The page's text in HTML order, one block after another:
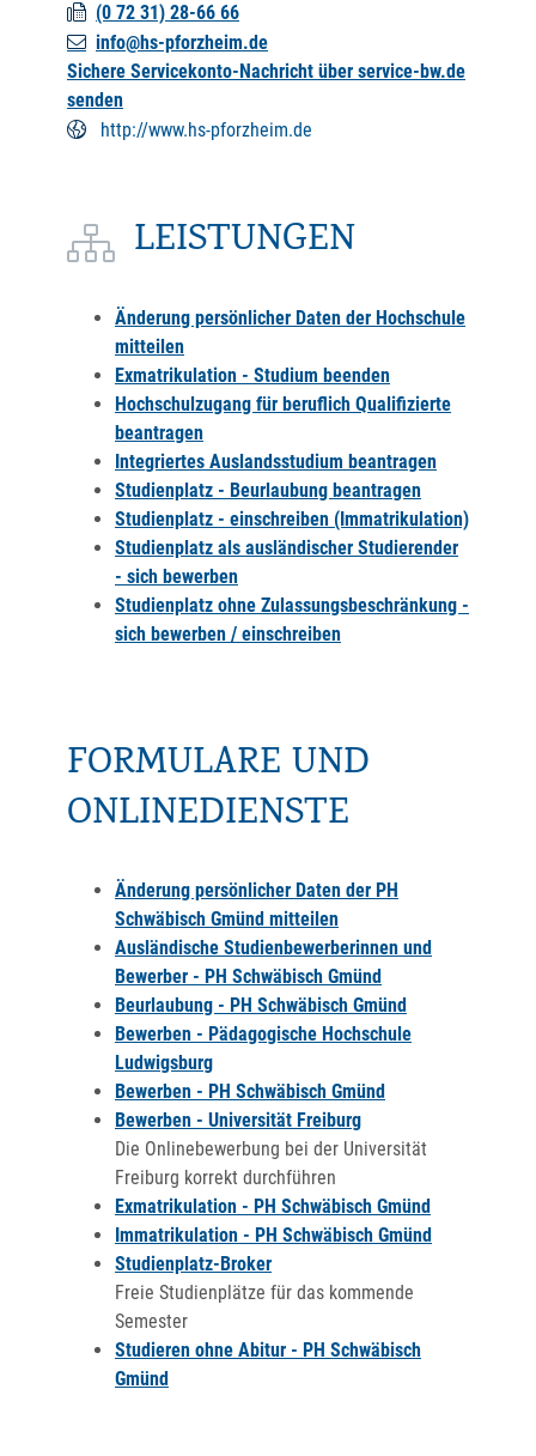
(0 72 31) 28-66 66
info@hs-pforzheim.de
Sichere Servicekonto-Nachricht über service-bw.de
senden
http://www.hs-pforzheim.de
LEISTUNGEN
Änderung persönlicher Daten der Hochschule
mitteilen
Exmatrikulation - Studium beenden
Hochschulzugang für beruflich Qualifizierte
beantragen
Integriertes Auslandsstudium beantragen
Studienplatz - Beurlaubung beantragen
Studienplatz - einschreiben (Immatrikulation)
Studienplatz als ausländischer Studierender
- sich bewerben
Studienplatz ohne Zulassungsbeschränkung -
sich bewerben / einschreiben
FORMULARE UND
ONLINEDIENSTE
Änderung persönlicher Daten der PH
Schwäbisch Gmünd mitteilen
Ausländische Studienbewerberinnen und
Bewerber - PH Schwäbisch Gmünd
Beurlaubung - PH Schwäbisch Gmünd
Bewerben - Pädagogische Hochschule
Ludwigsburg
Bewerben - PH Schwäbisch Gmünd
Bewerben - Universität Freiburg
Die Onlinebewerbung bei der Universität
Freiburg korrekt durchführen
Exmatrikulation - PH Schwäbisch Gmünd
Immatrikulation - PH Schwäbisch Gmünd
Studienplatz-Broker
Freie Studienplätze für das kommende
Semester
Studieren ohne Abitur - PH Schwäbisch
Gmünd